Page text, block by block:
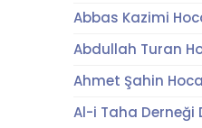
Abbas Kazimi
Abdullah Turan
Ahmet Şahin Hoca
Al-i Taha Derneği